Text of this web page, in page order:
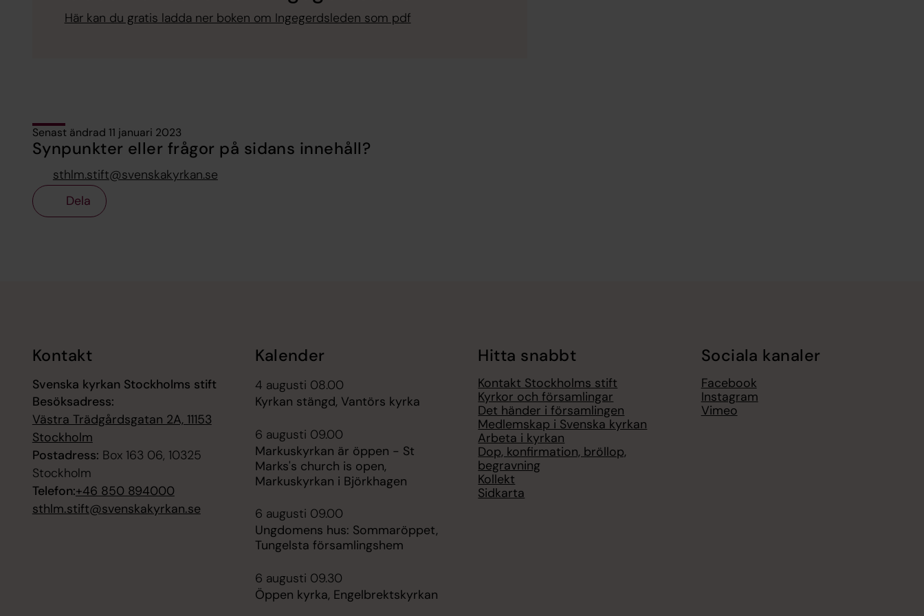
Här kan du gratis ladda ner boken om Ingegerdsleden som pdf
Senast ändrad 11 januari 2023
Synpunkter eller frågor på sidans innehåll?
sthlm.stift@svenskakyrkan.se
Dela
Kontakt
Svenska kyrkan Stockholms stift
Besöksadress:
Västra Trädgårdsgatan 2A, 11153
Stockholm
Postadress: Box 163 06, 10325
Stockholm
Telefon:+46 850 894000
sthlm.stift@svenskakyrkan.se
Kalender
4 augusti 08.00
Kyrkan stängd, Vantörs kyrka
6 augusti 09.00
Markuskyrkan är öppen - St
Marks's church is open,
Markuskyrkan i Björkhagen
6 augusti 09.00
Ungdomens hus: Sommaröppet,
Tungelsta församlingshem
6 augusti 09.30
Öppen kyrka, Engelbrektskyrkan
Hitta snabbt
Kontakt Stockholms stift
Kyrkor och församlingar
Det händer i församlingen
Medlemskap i Svenska kyrkan
Arbeta i kyrkan
Dop, konfirmation, bröllop,
begravning
Kollekt
Sidkarta
Sociala kanaler
Facebook
Instagram
Vimeo